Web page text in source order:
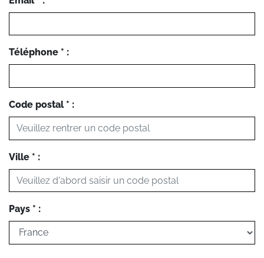
Téléphone * :
Code postal * :
Ville * :
Pays * :